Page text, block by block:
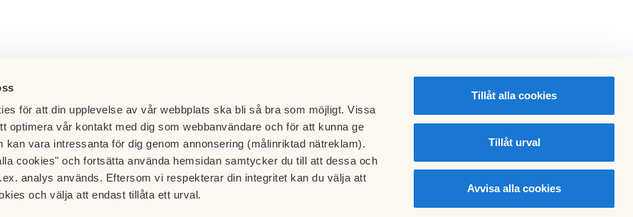
för att din upplevelse av vår webbplats ska bli så bra som möjligt. Vissa
optimera vår kontakt med dig som webbanvändare och för att kunna ge
kan vara intressanta för dig genom annonsering (målinriktad nätreklam).
cookies" och fortsätta använda hemsidan samtycker du till att dessa och
analys används. Eftersom vi respekterar din integritet kan du välja att
och välja att endast tillåta ett urval.
Tillåt alla cookies
Tillåt urval
Avvisa alla cookies
Brf Kandelabern
Besök HSB.se